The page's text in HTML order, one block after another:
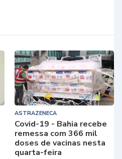
ASTRAZENECA
Covid-19 - Bahia recebe
remessa com 366 mil
doses de vacinas nesta
quarta-feira